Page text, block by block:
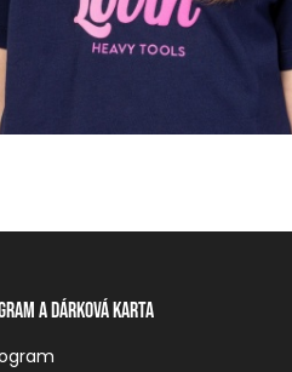
a dárková karta